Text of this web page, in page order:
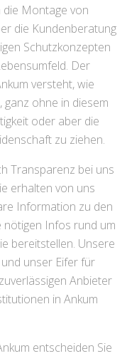
die Montage von
die Kundenberatung
Schutzkonzepten
Der
versteht, wie
ganz ohne in diesem
oder aber die
zu ziehen.
Transparenz bei uns
erhalten von uns
Information zu den
Infos rund um
bereitstellen. Unsere
unser Eifer für
Anbieter
in Ankum
entscheiden Sie